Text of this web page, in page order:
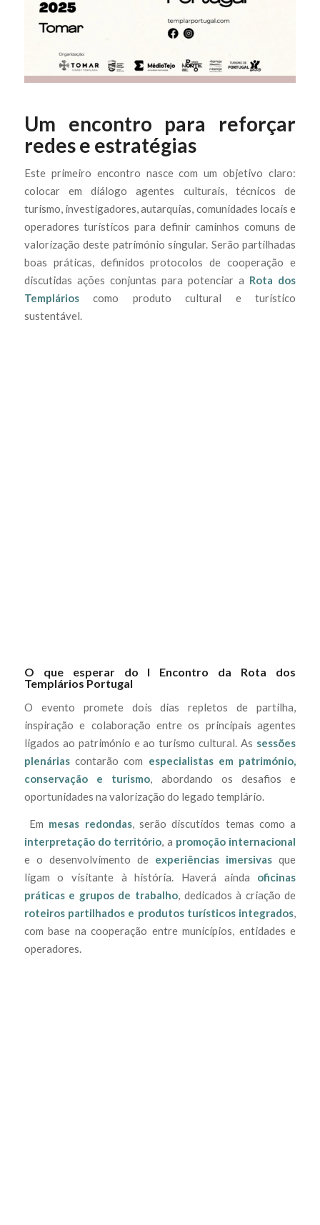
Um encontro para reforçar
redes e estratégias
Este primeiro encontro nasce com um objetivo claro:
colocar em diálogo agentes culturais, técnicos de
turismo, investigadores, autarquias, comunidades locais e
operadores turísticos para definir caminhos comuns de
valorização deste património singular. Serão partilhadas
boas práticas, definidos protocolos de cooperação e
discutidas ações conjuntas para potenciar a Rota dos
Templárioscomo produto cultural e turístico
sustentável.
O que esperar do I Encontro da Rota dos
Templários Portugal
O evento promete dois dias repletos de partilha,
inspiração e colaboração entre os principais agentes
ligados ao património e ao turismo cultural. As sessões
plenáriascontarão com especialistas em património,
conservação e turismo, abordando os desafios e
oportunidades na valorização do legado templário.
Em mesas redondas, serão discutidos temas como a
interpretação do território, a promoção internacional
e o desenvolvimento de experiências imersivas que
ligam o visitante à história. Haverá ainda oficinas
práticas e grupos de trabalho, dedicados à criação de
roteiros partilhados e produtos turísticos integrados,
com base na cooperação entre municípios, entidades e
operadores.